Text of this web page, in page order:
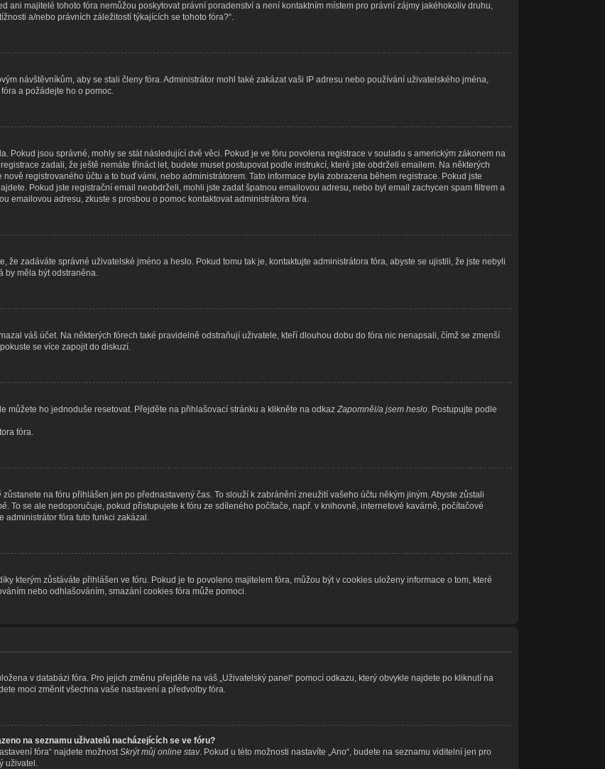
ani majitelé tohoto fóra nemůžou poskytovat právní poradenství a není kontaktním místem pro právní zájmy jakéhokoliv druhu,
a/nebo právních záležitostí týkajících se tohoto fóra?“.
návštěvníkům, aby se stali členy fóra. Administrátor mohl také zakázat vaši IP adresu nebo používání uživatelského jména,
a požádejte ho o pomoc.
Pokud jsou správné, mohly se stát následující dvě věci. Pokud je ve fóru povolena registrace v souladu s americkým zákonem na
zadali, že ještě nemáte třináct let, budete muset postupovat podle instrukcí, které jste obdrželi emailem. Na některých
registrovaného účtu a to buď vámi, nebo administrátorem. Tato informace byla zobrazena během registrace. Pokud jste
Pokud jste registrační email neobdrželi, mohli jste zadat špatnou emailovou adresu, nebo byl email zachycen spam filtrem a
emailovou adresu, zkuste s prosbou o pomoc kontaktovat administrátora fóra.
že zadáváte správné uživatelské jméno a heslo. Pokud tomu tak je, kontaktujte administrátora fóra, abyste se ujistili, že jste nebyli
by měla být odstraněna.
váš účet. Na některých fórech také pravidelně odstraňují uživatele, kteří dlouhou dobu do fóra nic nenapsali, čímž se zmenší
se více zapojit do diskuzí.
můžete ho jednoduše resetovat. Přejděte na přihlašovací stránku a klikněte na odkaz Zapomněl/a jsem heslo. Postupujte podle
fóra.
zůstanete na fóru přihlášen jen po přednastavený čas. To slouží k zabránění zneužití vašeho účtu někým jiným. Abyste zůstali
. To se ale nedoporučuje, pokud přistupujete k fóru ze sdíleného počítače, např. v knihovně, internetové kavárně, počítačové
administrátor fóra tuto funkci zakázal.
kterým zůstáváte přihlášen ve fóru. Pokud je to povoleno majitelem fóra, můžou být v cookies uloženy informace o tom, které
nebo odhlašováním, smazání cookies fóra může pomoci.
v databázi fóra. Pro jejich změnu přejděte na váš „Uživatelský panel“ pomocí odkazu, který obvykle najdete po kliknutí na
moci změnit všechna vaše nastavení a předvolby fóra.
na seznamu uživatelů nacházejících se ve fóru?
fóra“ najdete možnostSkrýt můj online stav. Pokud u této možnosti nastavíte „Ano“, budete na seznamu viditelní jen pro
uživatel.